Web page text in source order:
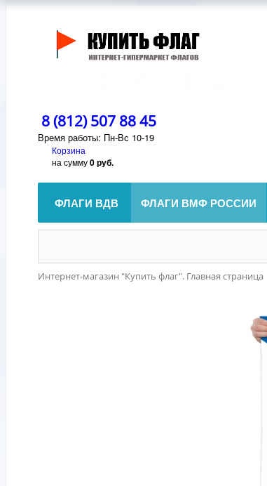
8 (812) 507 88 45
Время работы: Пн-Вс 10-19
Корзина
на сумму0 руб.
ФЛАГИ ВДВ ФЛАГИ ВМФ РОССИИ
Интернет-магазин "Купить флаг". Главная страница